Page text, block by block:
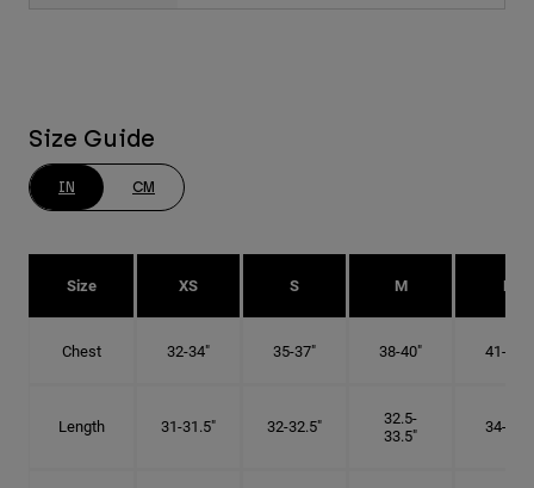
Size Guide
IN CM
Size XS S M L
Chest 32-34" 35-37" 38-40" 41-43"
Length 31-31.5" 32-32.5"
32.5-
33.5"
34-35"